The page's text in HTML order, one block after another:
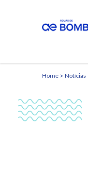
Home Notícias